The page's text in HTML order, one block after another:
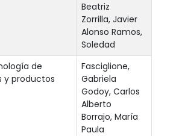
Beatriz
Zorrilla, Javier
Alonso Ramos,
Soledad
de
y productos
Fasciglione,
Gabriela
Godoy, Carlos
Alberto
Borrajo, María
Paula